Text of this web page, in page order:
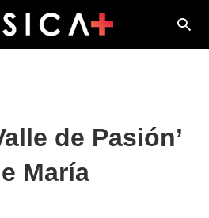
de Pasión’
María